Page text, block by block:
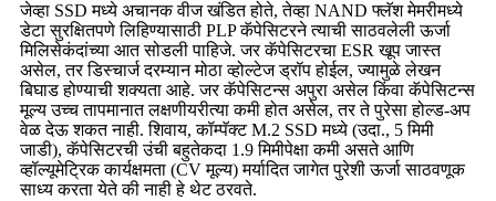
जेव्हा SSD मध्ये अचानक वीज खंडित होते, तेव्हा NAND फ्लॅश मेमरीमध्ये
डेटा सुरक्षितपणे लिहिण्यासाठी PLP कॅपेसिटरने त्याची साठवलेली ऊर्जा
मिलिसेकंदांच्या आत सोडली पाहिजे. जर कॅपेसिटरचा ESR खूप जास्त
असेल, तर डिस्चार्ज दरम्यान मोठा व्होल्टेज ड्रॉप होईल, ज्यामुळे लेखन
बिघाड होण्याची शक्यता आहे. जर कॅपेसिटन्स अपुरा असेल किंवा कॅपेसिटन्स
मूल्य उच्च तापमानात लक्षणीयरीत्या कमी होत असेल, तर ते पुरेसा होल्ड-अप
वेळ देऊ शकत नाही. शिवाय, कॉम्पॅक्ट M.2 SSD मध्ये (उदा., 5 मिमी
जाडी), कॅपेसिटरची उंची बहुतेकदा 1.9 मिमीपेक्षा कमी असते आणि
व्हॉल्यूमेट्रिक कार्यक्षमता (CV मूल्य) मर्यादित जागेत पुरेशी ऊर्जा साठवणूक
साध्य करता येते की नाही हे थेट ठरवते.